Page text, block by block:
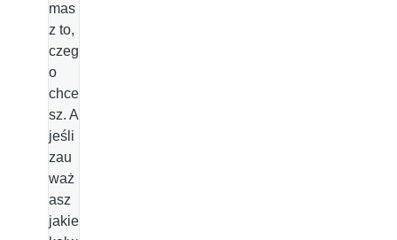
mas
z to,
czeg
o
chce
sz. A
jeśli
zau
waż
asz
jakie